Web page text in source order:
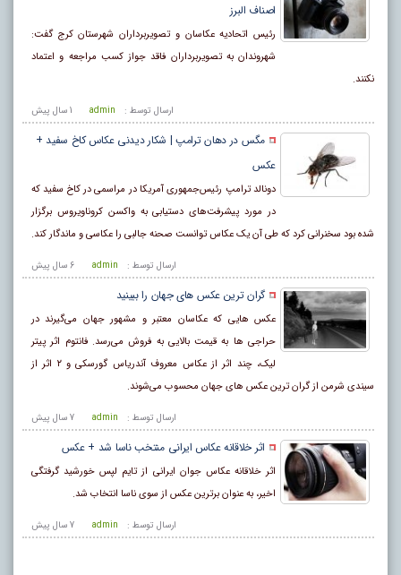
اصناف البرز
رئیس اتحادیه عکاسان و تصویربرداران شهرستان کرج گفت:
شهروندان به تصویربرداران فاقد جواز کسب مراجعه و‌ اعتماد
نکنند.
1 سال پيش ارسال توسط : admin
مگس در دهان ترامپ | شکار دیدنی عکاس کاخ سفید +
عکس
دونالد ترامپ رئیس‌جمهوری آمریکا در مراسمی در کاخ سفید که
در مورد پیشرفت‌های دستیابی به واکسن کروناویروس برگزار
شده بود سخنرانی کرد که طی آن یک عکاس توانست صحنه جالبی را عکاسی و ماندگار کند.
6 سال پيش ارسال توسط : admin
گران ترین عکس های جهان را ببینید
عکس‌ هایی که عکاسان معتبر و مشهور جهان می‌گیرند در
حراجی‌ ها به قیمت بالایی به فروش می‌رسد. فانتوم اثر پیتر
لیک، چند اثر از عکاس معروف آندریاس گورسکی و ۲ اثر از
سیندی شرمن از گران‌ ترین عکس‌ های جهان محسوب می‌شوند.
7 سال پيش ارسال توسط : admin
اثر خلاقانه عکاس ایرانی منتخب ناسا شد + عکس
اثر خلاقانه عکاس جوان ایرانی از تایم لپس خورشید گرفتگی
اخیر، به عنوان برترین عکس از سوی ناسا انتخاب شد.
7 سال پيش ارسال توسط : admin